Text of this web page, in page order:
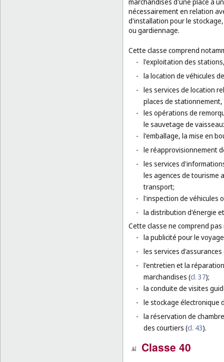
nécessairement en relation
d'installation pour le
ou gardiennage.
Cette classe comprend
- l'exploitation des
- la location de véhicules
- les services de location
places de
- les opérations de
le sauvetage de
- l'emballage, la mise en
- le réapprovisionnement
- les services
les agences de tourisme
transport;
- l'inspection de véhicules
- la distribution d'énergie
Cette classe ne comprend
- la publicité pour le
- les services
- l'entretien et la
marchandises (cl. 37);
- la conduite de visites
- le stockage électronique
- la réservation de
des courtiers (cl. 43).
Classe 40